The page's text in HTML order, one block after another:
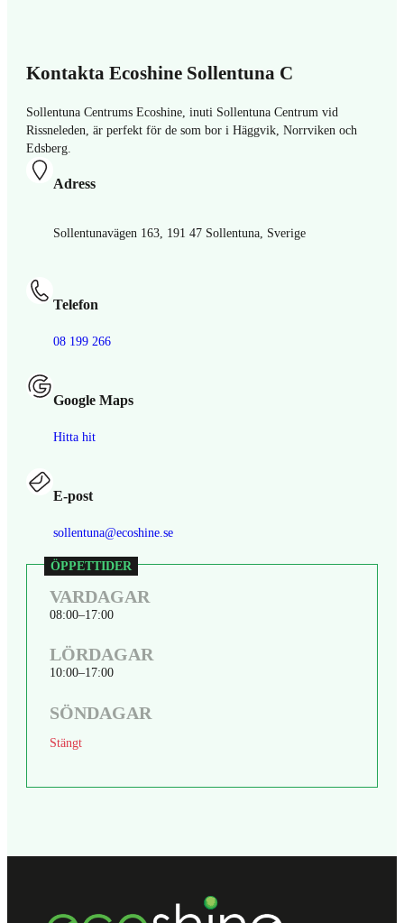
Varför behöver man bilrekonditionering?
Kontakta Ecoshine Sollentuna C
Sollentuna Centrums Ecoshine, inuti Sollentuna Centrum vid
Rissneleden, är perfekt för de som bor i Häggvik, Norrviken och
Edsberg.
Adress
Sollentunavägen 163, 191 47 Sollentuna, Sverige
Telefon
08 199 266
Google Maps
Hitta hit
E-post
sollentuna@ecoshine.se
VARDAGAR
08:00 17:00
LÖRDAGAR
10:00 17:00
SÖNDAGAR
Stängt